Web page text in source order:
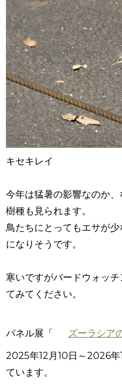
キセキレイ
今年は猛暑の影響なのか
樹種も見られます。
鳥たちにとってもエサが
になりそうです。
寒いですがバードウォッ
てみてください。
パネル展「 ズーラシア
2025年12月10日～2026
ています。